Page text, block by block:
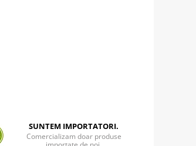
SUNTEM IMPORTATORI.
Comercializam doar produse